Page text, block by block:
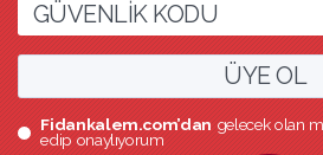
ÜYE OL
Fidankalem.com’dangelecek olan
edip onaylıyorum